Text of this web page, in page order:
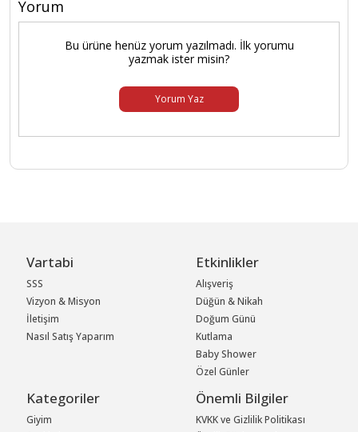
Yorum
Bu ürüne henüz yorum yazılmadı. İlk yorumu
yazmak ister misin?
Yorum Yaz
Vartabi
SSS
Vizyon & Misyon
İletişim
Nasıl Satış Yaparım
Etkinlikler
Alışveriş
Düğün & Nikah
Doğum Günü
Kutlama
Baby Shower
Özel Günler
Kategoriler
Giyim
Önemli Bilgiler
KVKK ve Gizlilik Politikası